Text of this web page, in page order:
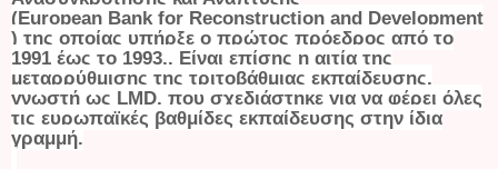
(European Bank for Reconstruction and Development
) της οποίας υπήρξε ο πρώτος πρόεδρος από το
1991 έως το 1993,. Είναι επίσης η αιτία της
μεταρρύθμισης της τριτοβάθμιας εκπαίδευσης,
γνωστή ως LMD, που σχεδιάστηκε για να φέρει όλες
τις ευρωπαϊκές βαθμίδες εκπαίδευσης στην ίδια
γραμμή.